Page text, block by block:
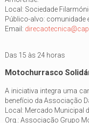
Local: Sociedade
Público-alvo: comunidade
Email:
Das 15 às 24 horas
Motochurrasco
A iniciativa integra uma
benefício da Associação
Local: Mercado Municipal
Org.: Associação Grupo